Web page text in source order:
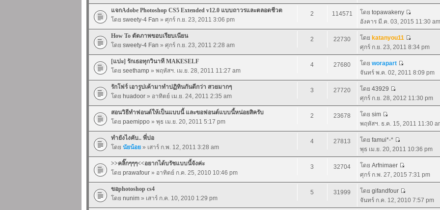
แจกAdobe Photoshop CS5 Extended v12.0 แบบถาวรและตลอดชีวต
โดย sweety-4 Fan » ศุกร์ ก.ย. 23, 2011 3:06 pm
2 114571 โดย topawakeny
อังคาร มี.ค. 03, 2015 11:30 am
How To ตัดภาพขอบเรียบเนียน
โดย sweety-4 Fan » ศุกร์ ก.ย. 23, 2011 2:28 am
2 22730 โดย katanyou11
ศุกร์ ก.ย. 23, 2011 8:34 pm
[แปะ] รักเธอทุกวินาที MAKESELF
โดย seethamp » พฤหัสฯ. เม.ย. 28, 2011 11:27 am
4 27680 โดย worapart
จันทร์ พ.ค. 02, 2011 8:09 pm
รักโฟร์ เอารูปเค้ามาทำปฏิทินกันดีกว่า สวยมากๆ
โดย huadoor » อาทิตย์ เม.ย. 24, 2011 2:35 am
3 27720 โดย 43929
ศุกร์ ก.ย. 28, 2012 11:30 pm
สอนวิธีทำฟอนต์ให้เป็นแบบนี้ และขอฟอนต์แบบนี้หน่อยสิครับ
โดย paemippo » พุธ เม.ย. 20, 2011 5:17 pm
2 23678 โดย sim
พฤหัสฯ. ธ.ค. 15, 2011 11:30
ทำยังไงคับ.. พี่ปอ
โดย นัยน้อย » เสาร์ ก.พ. 12, 2011 3:28 am
4 27813 โดย famui*-*
พุธ เม.ย. 20, 2011 10:36 pm
>>คลิ๊กๆๆๆ<<อยากได้บรัชแบบนี้จังค่ะ
โดย prawafour » อาทิตย์ ก.ค. 25, 2010 10:46 pm
3 32704 โดย Arfnimaer
ศุกร์ ก.พ. 27, 2015 7:31 pm
ขอphotoshop cs4
โดย nunim » เสาร์ ก.ค. 10, 2010 1:29 pm
5 31999 โดย gifandfour
จันทร์ ก.ค. 12, 2010 7:57 pm